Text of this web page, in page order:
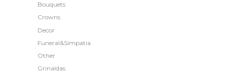
Bouquets
Crowns
Decor
Funeral&Simpatia
Other
Grinaldas